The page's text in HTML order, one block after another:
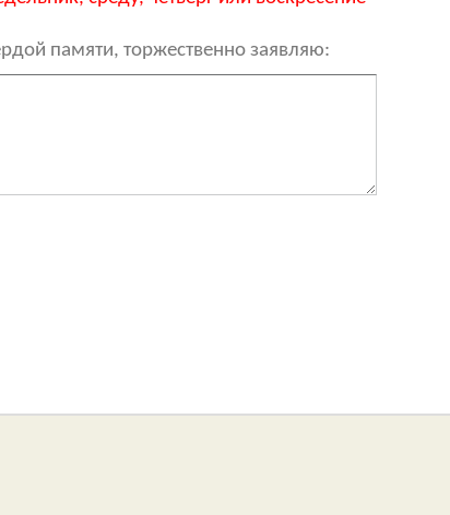
памяти, торжественно заявляю: